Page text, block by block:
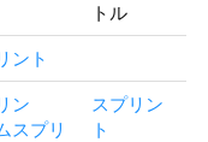
トル
ント
ン
スプリ
スプリン
ト